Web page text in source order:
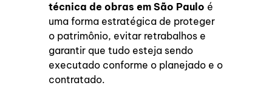
técnica de obras em São Paulo é
uma forma estratégica de proteger
o patrimônio, evitar retrabalhos e
garantir que tudo esteja sendo
executado conforme o planejado e o
contratado.